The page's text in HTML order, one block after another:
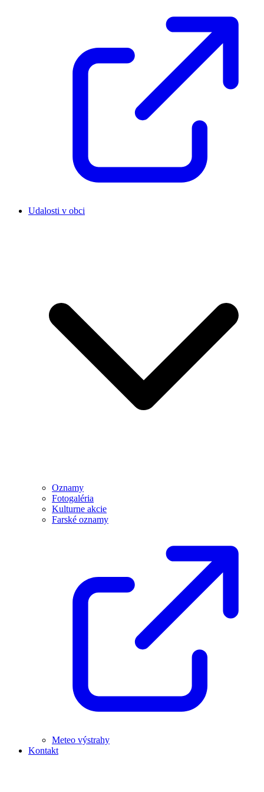
Udalosti v obci
Oznamy
Fotogaléria
Kulturne akcie
Farské oznamy
Meteo výstrahy
Kontakt